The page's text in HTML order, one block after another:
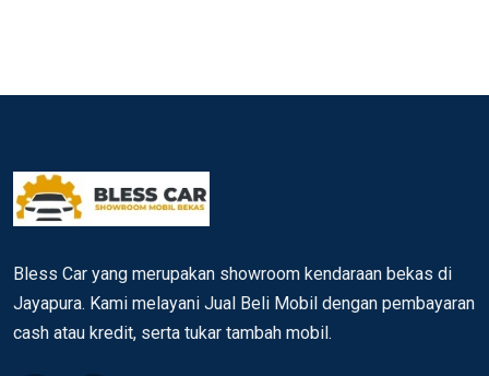
Bless Car yang merupakan showroom kendaraan bekas di
Jayapura. Kami melayani Jual Beli Mobil dengan pembayaran
cash atau kredit, serta tukar tambah mobil.